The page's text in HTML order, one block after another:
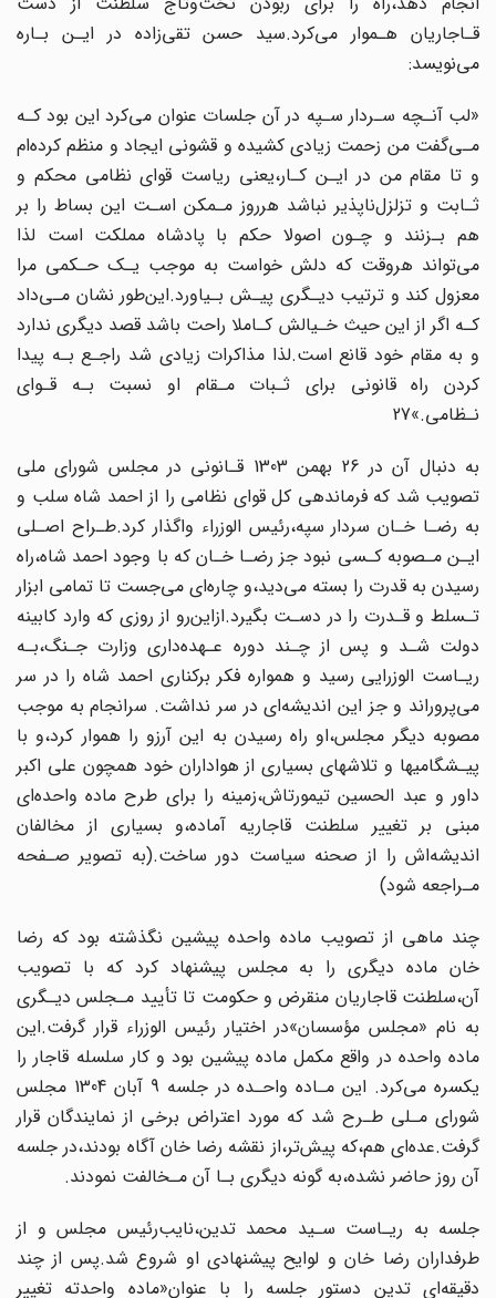
قـاجاریان هـموار می‌کرد.سید حسن تقی‌زاده در ایـن‌‌ بـاره‌
می‌نویسد:
«لب آنـچه سـردار سـپه در آن جلسات عنوان می‌کرد این بود کـه
مـی‌گفت من زحمت زیادی کشیده‌ و قشونی ایجاد و منظم کرده‌ام
و تا مقام من در ایـن کـار،یعنی‌ ریاست‌ قوای‌ نظامی محکم و
ثـابت‌ و تزلزل‌ناپذیر نباشد‌ هرروز‌ مـمکن‌ اسـت این بساط را بر
هم بـزنند و چـون اصولا حکم با پادشاه‌ مملکت است لذا
می‌تواند هروقت که دلش خواست به‌ موجب‌ یـک‌ حـکمی مرا
معزول کند و ترتیب دیـگری پیـش بـیاورد‌.این‌طور‌ نشان مـی‌داد
کـه اگر از این حیث خـیالش کـاملا راحت باشد قصد دیگری ندارد
و به مقام خود قانع است‌.لذا‌ مذاکرات‌ زیادی شد راجـع بـه پیدا
کردن راه‌ قانونی برای ثـبات‌ مـقام او نسبت بـه قـوای
نـظامی.»27
به دنبال آن در 26 بهمن 1303 قـانونی در مجلس شورای‌ ملی‌
تصویب‌ شد که فرماندهی کل‌ قوای نظامی را از احمد شاه سلب‌ و
به‌ رضـا خـان سردار سپه،رئیس الوزراء واگذار کرد.طـراح‌ اصـلی
ایـن مـصوبه کـسی نبود جز رضـا‌ خـان‌ که‌ با وجود احمد شاه،راه
رسیدن به قدرت را بسته‌ می‌دید،و چاره‌ای‌ می‌جست‌ تا‌ تمامی ابزار
تـسلط و قـدرت را در دسـت بگیرد.ازاین‌رو از روزی‌ که وارد کابینه‌
دولت‌ شـد‌ و پس از چـند دوره عـهده‌داری وزارت جـنگ،بـه
ریـاست الوزرایی رسید و همواره فکر برکناری‌ احمد‌ شاه را در سر
می‌پروراند و جز این اندیشه‌ای در سر نداشت. سرانجام به‌ موجب‌
مصوبه‌ دیگر مجلس،او راه رسیدن به این آرزو را هموار کرد،و با
پیـشگامیها و تلاشهای‌ بسیاری‌ از هواداران خود همچون علی اکبر
داور و عبد الحسین تیمورتاش،زمینه را برای‌ طرح‌ ماده‌ واحده‌ای
مبنی بر تغییر سلطنت قاجاریه آماده،و بسیاری از مخالفان
اندیشه‌اش‌ را از صحنه سیاست‌ دور‌ ساخت.(به تصویر صـفحه
مـراجعه شود)
چند ماهی از تصویب ماده واحده‌ پیشین‌‌ نگذشته‌ بود که رضا
خان ماده دیگری را به مجلس‌ پیشنهاد کرد که با تصویب
آن‌،سلطنت‌ قاجاریان‌‌ منقرض و حکومت تا تأیید مـجلس دیـگری
به نام‌ «مجلس مؤسسان»در اختیار‌ رئیس‌ الوزراء قرار گرفت.این
ماده واحده در واقع مکمل ماده پیشین‌ بود و کار سلسله قاجار را‌
یکسره‌ می‌کرد. این مـاده واحـده در جلسه 9 آبان 1304 مجلس‌
شورای مـلی طـرح‌ شد‌ که مورد اعتراض برخی از نمایندگان قرار‌
گرفت‌.عده‌ای‌ هم،که پیش‌تر،از نقشه رضا خان‌ آگاه‌ بودند،در جلسه
آن روز حاضر نشده،به گونه دیگری بـا آن مـخالفت‌ نمودند‌.
جلسه به ریـاست سـید محمد‌ تدین‌،نایب‌رئیس مجلس‌ و از‌
طرفداران‌ رضا خان و لوایح‌ پیشنهادی او شروع‌ شد‌.پس از چند
دقیقه‌ای تدین دستور جلسه را با عنوان«ماده واحدته‌ تغییر‌